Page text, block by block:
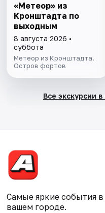
«Метеор» из
Кронштадта по
выходным
8 августа 2026 •
суббота
Метеор из Кронштадта.
Остров фортов
Все экскурсии
Самые яркие события в
вашем городе.